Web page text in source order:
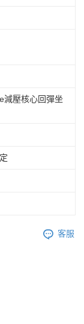
減壓核心回彈坐
客服